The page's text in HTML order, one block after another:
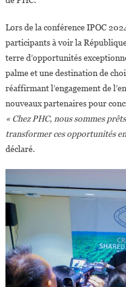
Lors de la conférence IPOC
participants à voir la
terre d’opportunités
palme et une destination de
réaffirmant l’engagement de
nouveaux partenaires pour
« Chez PHC, nous sommes
transformer ces opportunités
déclaré.